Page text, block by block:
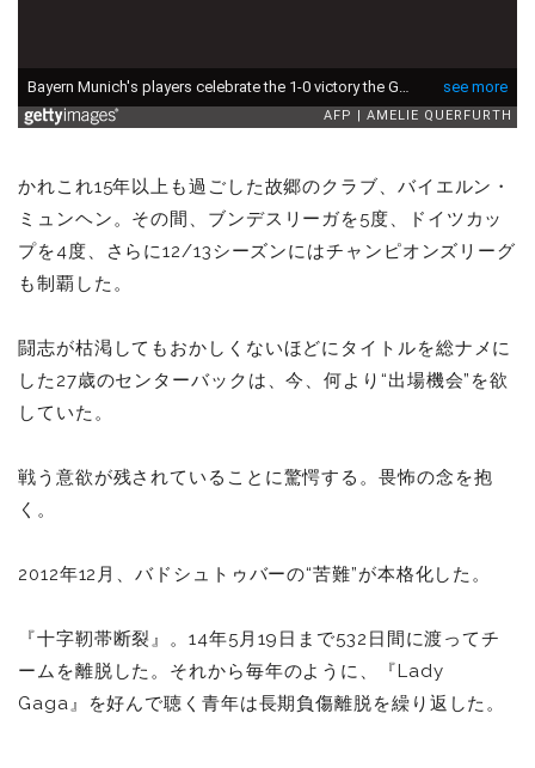
かれこれ15年以上も過ごした故郷のクラブ、バイエルン・
ミュンヘン。その間、ブンデスリーガを5度、ドイツカッ
プを4度、さらに12/13シーズンにはチャンピオンズリーグ
も制覇した。
闘志が枯渇してもおかしくないほどにタイトルを総ナメに
した27歳のセンターバックは、今、何より“出場機会”を欲
していた。
戦う意欲が残されていることに驚愕する。畏怖の念を抱
く。
2012年12月、バドシュトゥバーの“苦難”が本格化した。
『十字靭帯断裂』。14年5月19日まで532日間に渡ってチ
ームを離脱した。それから毎年のように、『Lady
Gaga』を好んで聴く青年は長期負傷離脱を繰り返した。